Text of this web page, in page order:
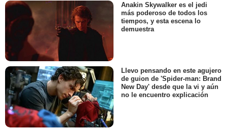
Anakin Skywalker es el jedi
más poderoso de todos los
tiempos, y esta escena lo
demuestra
Llevo pensando en este agujero
de guion de 'Spider-man: Brand
New Day' desde que la vi y aún
no le encuentro explicación